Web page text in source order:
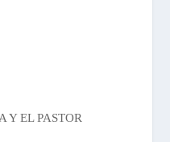
Y EL PASTOR